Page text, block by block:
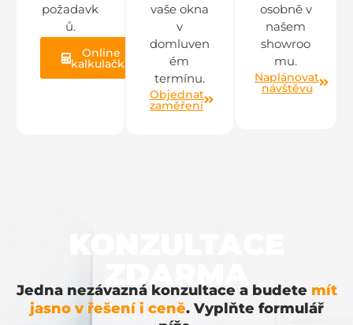
požadavk
ů.
Online
kalkulačka
vaše okna
v
domluven
ém
termínu.
Objednat
zaměření
osobně v
našem
showroo
mu.
Naplánovat
návštěvu
ZDARMA
Jedna nezávazná konzultace a budete mít
jasno v řešení i ceně. Vyplňte formulář